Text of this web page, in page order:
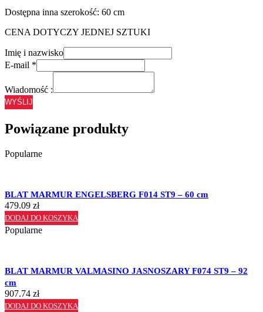
Dostępna inna szerokość: 60 cm
CENA DOTYCZY JEDNEJ SZTUKI
Imię i nazwisko
E-mail *
Wiadomość :
WYŚLIJ
Powiązane produkty
Popularne
BLAT MARMUR ENGELSBERG F014 ST9 – 60 cm
479.09 zł
DODAJ DO KOSZYKA
Popularne
BLAT MARMUR VALMASINO JASNOSZARY F074 ST9 – 92
cm
907.74 zł
DODAJ DO KOSZYKA